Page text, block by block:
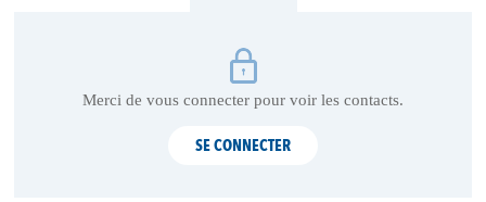
Merci de vous connecter pour voir les contacts.
SE CONNECTER